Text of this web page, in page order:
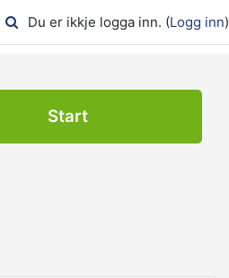
Du er ikkje logga inn. (Logg inn)
Start